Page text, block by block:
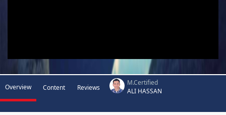
Overview Content Reviews
M.Certified
ALI HASSAN